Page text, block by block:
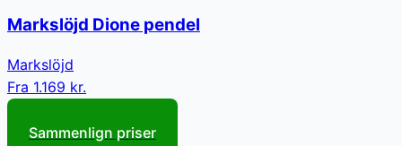
Markslöjd Dione pendel
Markslöjd
Fra 1.169 kr.
Sammenlign priser